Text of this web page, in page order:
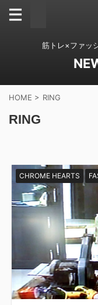
筋トレ×ファッ
HOME > RING
RING
CHROME HEARTS